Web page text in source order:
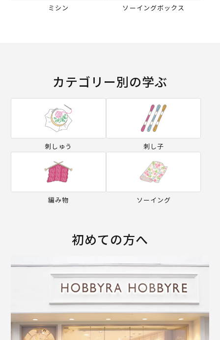
ミシン ソーイングボックス
カテゴリー別の学ぶ
刺しゅう 刺し子
編み物 ソーイング
初めての方へ